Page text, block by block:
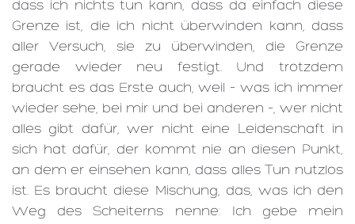
dass ich nichts tun kann, dass da einfach diese
Grenze ist, die ich nicht überwinden kann, dass
aller Versuch, sie zu überwinden, die Grenze
gerade wieder neu festigt. Und trotzdem
braucht es das Erste auch, weil – was ich immer
wieder sehe, bei mir und bei anderen –, wer nicht
alles gibt dafür, wer nicht eine Leidenschaft in
sich hat dafür, der kommt nie an diesen Punkt,
an dem er einsehen kann, dass alles Tun nutzlos
ist. Es braucht diese Mischung, das, was ich den
Weg des Scheiterns nenne: Ich gebe mein